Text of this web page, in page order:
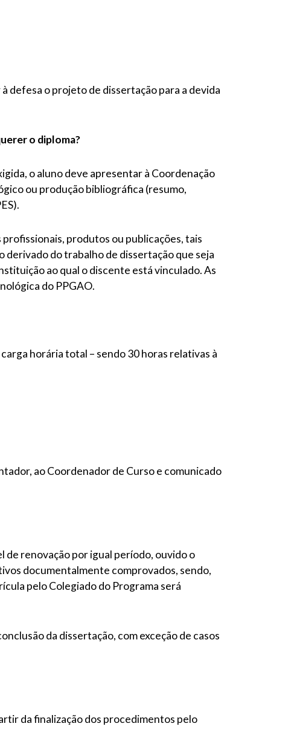
defesa o projeto de dissertação para a devida
o diploma?
o aluno deve apresentar à Coordenação
ou produção bibliográfica (resumo,
produtos ou publicações, tais
do trabalho de dissertação que seja
ao qual o discente está vinculado. As
do PPGAO.
horária total – sendo 30 horas relativas à
ao Coordenador de Curso e comunicado
de renovação por igual período, ouvido o
documentalmente comprovados, sendo,
pelo Colegiado do Programa será
da dissertação, com exceção de casos
da finalização dos procedimentos pelo